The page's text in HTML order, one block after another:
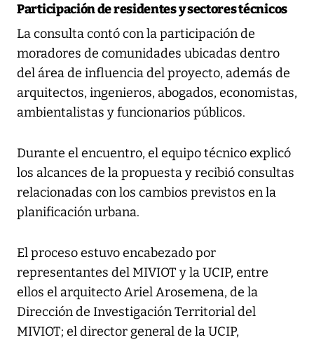
Participación de residentes y sectores técnicos
La consulta contó con la participación de
moradores de comunidades ubicadas dentro
del área de influencia del proyecto, además de
arquitectos, ingenieros, abogados, economistas,
ambientalistas y funcionarios públicos.
Durante el encuentro, el equipo técnico explicó
los alcances de la propuesta y recibió consultas
relacionadas con los cambios previstos en la
planificación urbana.
El proceso estuvo encabezado por
representantes del MIVIOT y la UCIP, entre
ellos el arquitecto Ariel Arosemena, de la
Dirección de Investigación Territorial del
MIVIOT; el director general de la UCIP,